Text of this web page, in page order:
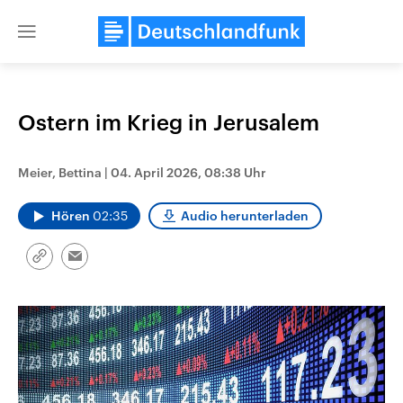
Close
Landtagswahl Sachsen-Anhalt
2026
Alle Informationen
Sachsen-Anhalt wählt am 6.
September 2026 einen neuen
Landtag. Seit 2021 wird das
Bundesland von einer Koalition aus
USA
Aktuelle Beiträge,
Hintergründe
Wirtschaftlich und
gehören die Vereinigten
den mächtigsten Ländern
mit großem Einfluss auf
Ostern im Krieg in Jerusalem
Meier, Bettina | 04. April 2026, 08:38 Uhr
Hören 02:35 Audio herunterladen
Link
Email